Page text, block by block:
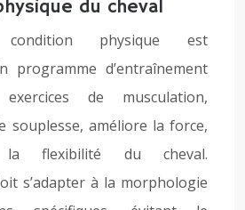
du cheval
physique est
programme d’entraînement
de musculation,
souplesse, améliore la force,
la flexibilité du cheval.
s’adapter à la morphologie